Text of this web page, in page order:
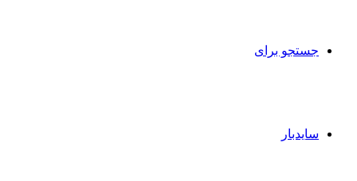
جستجو برای
سایدبار